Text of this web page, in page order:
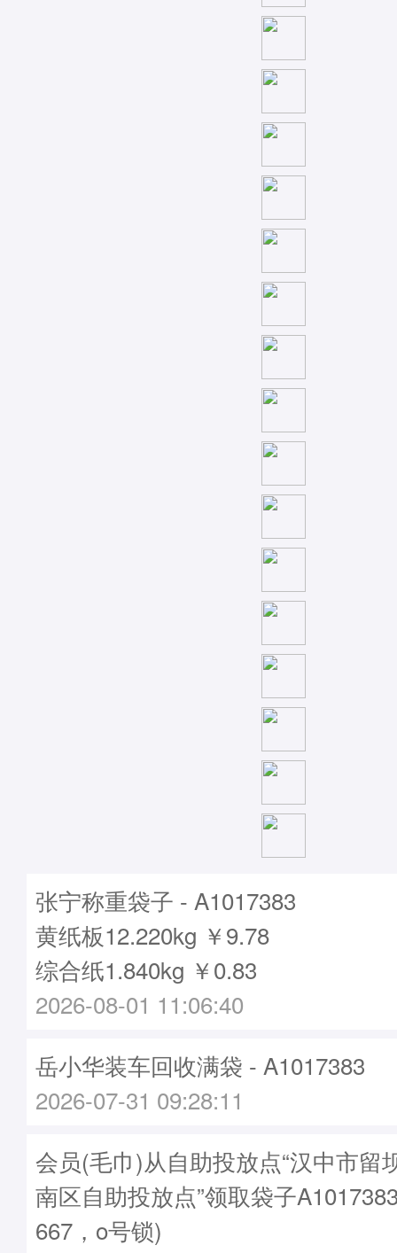
张宁称重袋子 - A1017383
黄纸板12.220kg ￥9.78
综合纸1.840kg ￥0.83
2026-08-01 11:06:40
岳小华装车回收满袋 - A1017383
2026-07-31 09:28:11
会员(毛巾)从自助投放点“汉中市留
南区自助投放点”领取袋子
667，o号锁)